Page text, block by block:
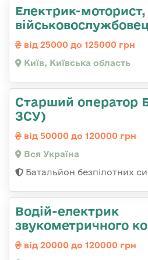
Електрик-моторист,
від 25000 до 125000 грн
Київ, Київська область
Старший оператор
ЗСУ)
від 50000 до 120000 грн
Вся Україна
Батальйон безпілотних
Водій-електрик
звукометричного
від 20000 до 120000 грн